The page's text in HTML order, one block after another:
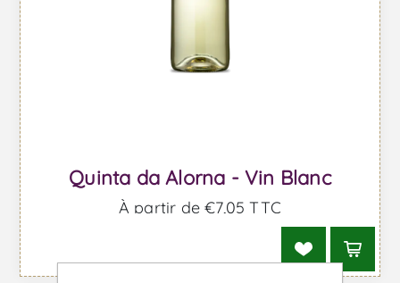
Quinta da Alorna - Vin Blanc
À partir de €7,05 TTC